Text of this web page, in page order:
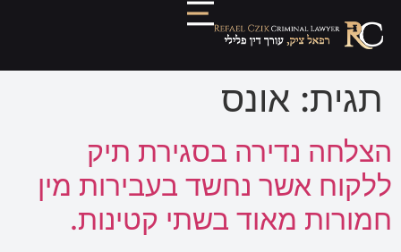
תגית: אונס
הצלחה נדירה בסגירת תיק
ללקוח אשר נחשד בעבירות מין
חמורות מאוד בשתי קטינות.